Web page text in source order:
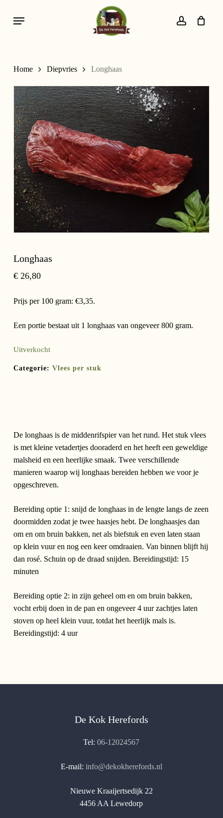
account
Menu
Home Diepvries Longhaas
Longhaas
€26,80
Prijs per 100 gram: €3,35.
Een portie bestaat uit 1 longhaas van ongeveer 800 gram.
Uitverkocht
Categorie: Vlees per stuk
De longhaas is de middenrifspier van het rund. Het stuk vlees
is met kleine vetadertjes dooraderd en het heeft een geweldige
malsheid en een heerlijke smaak. Twee verschillende
manieren waarop wij longhaas bereiden hebben we voor je
opgeschreven.
Bereiding optie 1: snijd de longhaas in de lengte langs de zeen
doormidden zodat je twee haasjes hebt. De longhaasjes dan
om en om bruin bakken, net als biefstuk en even laten staan
op klein vuur en nog een keer omdraaien. Van binnen blijft hij
dan rosé. Schuin op de draad snijden. Bereidingstijd: 15
minuten
Bereiding optie 2: in zijn geheel om en om bruin bakken,
vocht erbij doen in de pan en ongeveer 4 uur zachtjes laten
stoven op heel klein vuur, totdat het heerlijk mals is.
Bereidingstijd: 4 uur
De Kok Herefords
Tel:06-12024567
E-mail: info@dekokherefords.nl
Nieuwe Kraaijertsedijk 22
4456 AA Lewedorp